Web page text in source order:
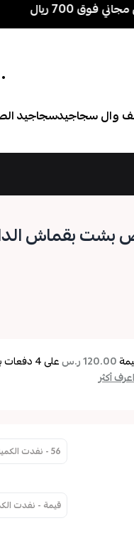
٠
وال سجاجيدسجاجيد
بشت بقماش
120.00 ر.س على4دفعات
اعرف أكثر
56 - نفدت الكمية
قيمة - نفدت